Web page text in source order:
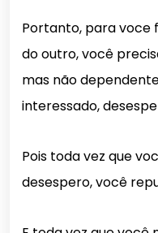
Portanto, para voce
do outro, você
mas não
interessado,
Pois toda vez que
desespero, você